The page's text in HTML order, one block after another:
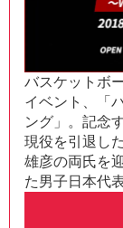
バスケットボ
イベント、「
ング」。記念
現役を引退し
雄彦の両氏を
た男子日本代